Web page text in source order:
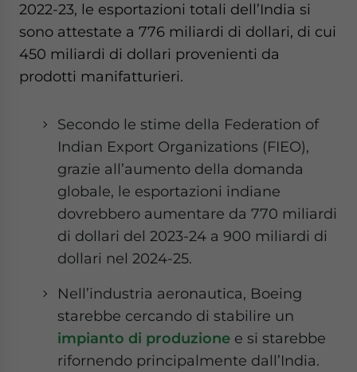
2022-23, le esportazioni totali dell’India si
sono attestate a 776 miliardi di dollari, di cui
450 miliardi di dollari provenienti da
prodotti manifatturieri.
Secondo le stime della Federation of
Indian Export Organizations (FIEO),
grazie all’aumento della domanda
globale, le esportazioni indiane
dovrebbero aumentare da 770 miliardi
di dollari del 2023-24 a 900 miliardi di
dollari nel 2024-25.
Nell’industria aeronautica, Boeing
starebbe cercando di stabilire un
impianto di produzione e si starebbe
rifornendo principalmente dall’India.